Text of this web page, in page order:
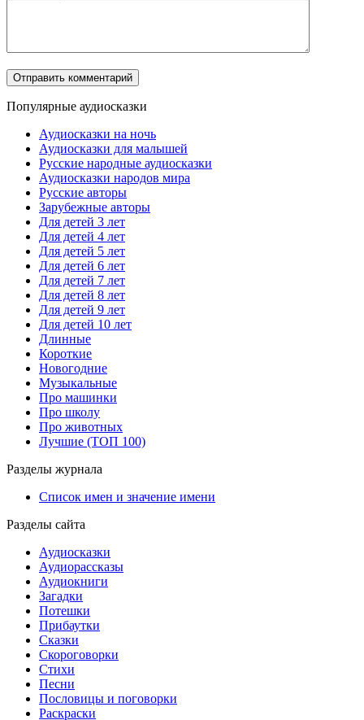
Популярные аудиосказки
Аудиосказки на ночь
Аудиосказки для малышей
Русские народные аудиосказки
Аудиосказки народов мира
Русские авторы
Зарубежные авторы
Для детей 3 лет
Для детей 4 лет
Для детей 5 лет
Для детей 6 лет
Для детей 7 лет
Для детей 8 лет
Для детей 9 лет
Для детей 10 лет
Длинные
Короткие
Новогодние
Музыкальные
Про машинки
Про школу
Про животных
Лучшие (ТОП 100)
Разделы журнала
Список имен и значение имени
Разделы сайта
Аудиосказки
Аудиорассказы
Аудиокниги
Загадки
Потешки
Прибаутки
Сказки
Скороговорки
Стихи
Песни
Пословицы и поговорки
Раскраски